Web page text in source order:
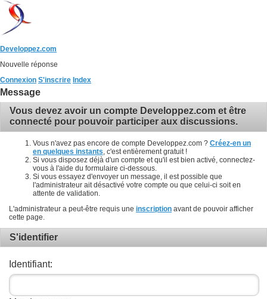
Developpez.com
Nouvelle réponse
Connexion S'inscrire Index
Message
Vous devez avoir un compte Developpez.com et être
connecté pour pouvoir participer aux discussions.
Vous n'avez pas encore de compte Developpez.com ? Créez-en un
en quelques instants , c'est entièrement gratuit !
Si vous disposez déjà d'un compte et qu'il est bien activé, connectez-
vous à l'aide du formulaire ci-dessous.
Si vous essayez d'envoyer un message, il est possible que
l'administrateur ait désactivé votre compte ou que celui-ci soit en
attente de validation.
L'administrateur a peut-être requis une inscription avant de pouvoir afficher
cette page.
S'identifier
Identifiant: